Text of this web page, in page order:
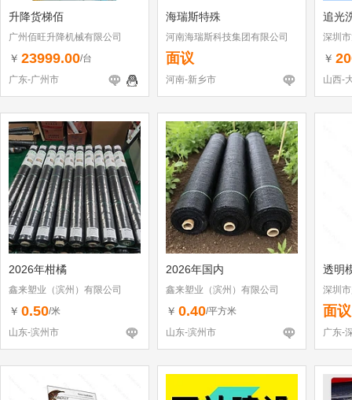
升降货梯佰
广州佰旺升降机械有限公司
￥ 23999.00/台
广东-广州市
海瑞斯特殊
河南海瑞斯科技集团有限公司
面议
河南-新乡市
追光
深圳
（个
￥
山西-
2026年柑橘
鑫来塑业（滨州）有限公司
￥ 0.50/米
山东-滨州市
2026年国内
鑫来塑业（滨州）有限公司
￥ 0.40/平方米
山东-滨州市
透明
深圳
面议
广东-